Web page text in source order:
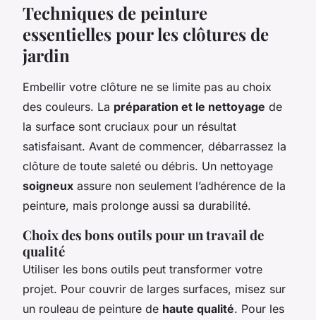
Techniques de peinture
essentielles pour les clôtures de
jardin
Embellir votre clôture ne se limite pas au choix
des couleurs. La préparation et le nettoyage de
la surface sont cruciaux pour un résultat
satisfaisant. Avant de commencer, débarrassez la
clôture de toute saleté ou débris. Un nettoyage
soigneux assure non seulement l’adhérence de la
peinture, mais prolonge aussi sa durabilité.
Choix des bons outils pour un travail de
qualité
Utiliser les bons outils peut transformer votre
projet. Pour couvrir de larges surfaces, misez sur
un rouleau de peinture de haute qualité. Pour les